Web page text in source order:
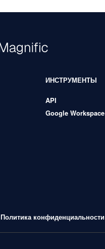
ИНСТРУМЕНТЫ
API
Google Workspace
Политика конфиденциальности